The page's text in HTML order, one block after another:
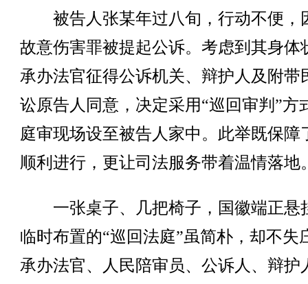
被告人张某年过八旬，行动不便，
故意伤害罪被提起公诉。考虑到其身体
承办法官征得公诉机关、辩护人及附带
讼原告人同意，决定采用“巡回审判”方
庭审现场设至被告人家中。此举既保障
顺利进行，更让司法服务带着温情落地
一张桌子、几把椅子，国徽端正
临时布置的“巡回法庭”虽简朴，却不失
承办法官、人民陪审员、公诉人、辩护